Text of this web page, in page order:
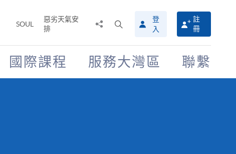
SOUL
惡劣天氣安
排
搜
尋
介
面
登
入
註
冊
國際課程 服務大灣區 聯繫